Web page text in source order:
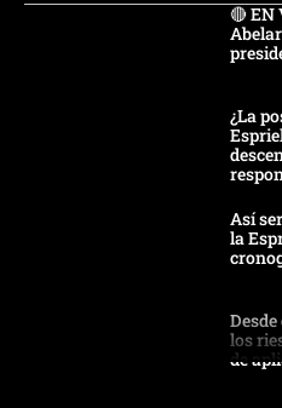
🔴 EN
¿La
Así
la
los
de